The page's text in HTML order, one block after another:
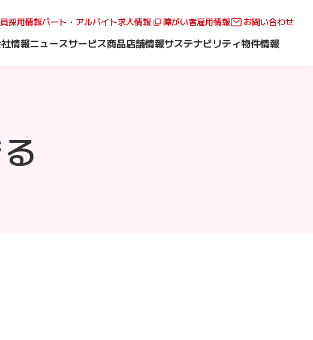
採用情報パート・アルバイト求人情報 障がい者雇用情報 お問い合わせ
情報ニュースサービス商品店舗情報サステナビリティ物件情報